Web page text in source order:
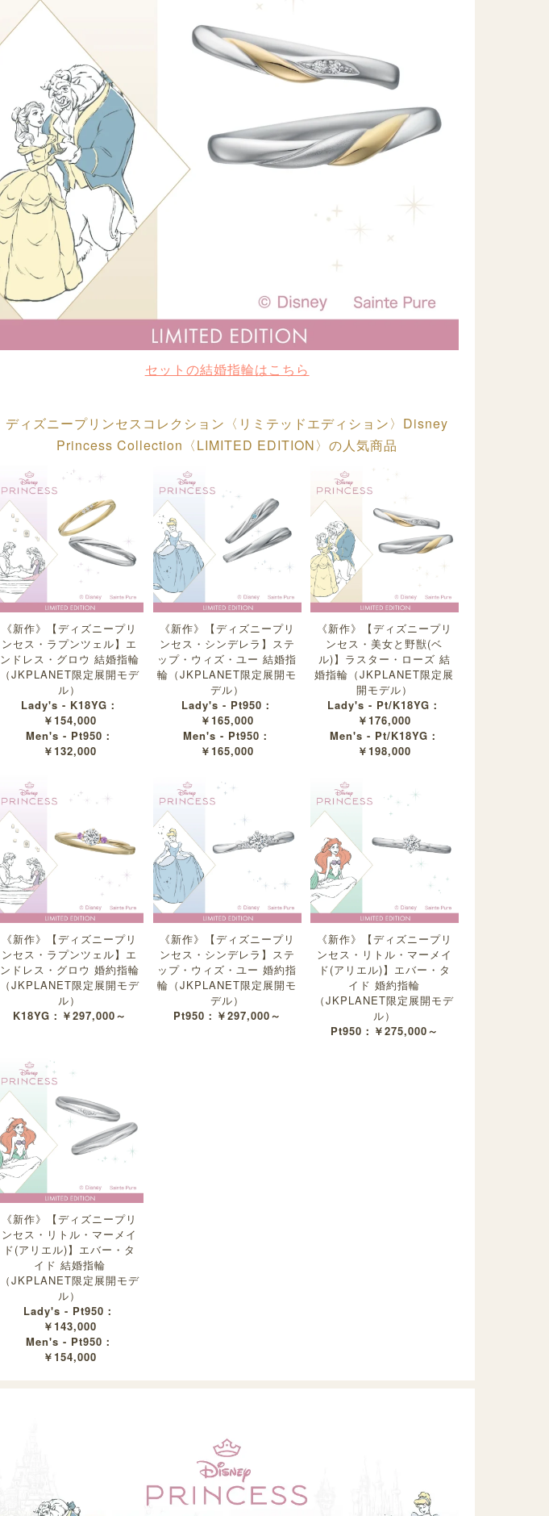
セットの結婚指輪はこちら
ディズニープリンセスコレクション〈リミテッドエディション〉Disney
Princess Collection〈LIMITED EDITION〉の人気商品
《新作》【ディズニープリ
ンセス・ラプンツェル】エ
ンドレス・グロウ 結婚指輪
（JKPLANET限定展開モデ
ル）
Lady's - K18YG：
￥154,000
Men's - Pt950：
￥132,000
《新作》【ディズニープリ
ンセス・シンデレラ】ステ
ップ・ウィズ・ユー 結婚指
輪（JKPLANET限定展開モ
デル）
Lady's - Pt950：
￥165,000
Men's - Pt950：
￥165,000
《新作》【ディズニープリ
ンセス・美女と野獣(ベ
ル)】ラスター・ローズ 結
婚指輪（JKPLANET限定展
開モデル）
Lady's - Pt/K18YG：
￥176,000
Men's - Pt/K18YG：
￥198,000
《新作》【ディズニープリ
ンセス・ラプンツェル】エ
ンドレス・グロウ 婚約指輪
（JKPLANET限定展開モデ
ル）
K18YG：￥297,000～
《新作》【ディズニープリ
ンセス・シンデレラ】ステ
ップ・ウィズ・ユー 婚約指
輪（JKPLANET限定展開モ
デル）
Pt950：￥297,000～
《新作》【ディズニープリ
ンセス・リトル・マーメイ
ド(アリエル)】エバー・タ
イド 婚約指輪
（JKPLANET限定展開モデ
ル）
Pt950：￥275,000～
《新作》【ディズニープリ
ンセス・リトル・マーメイ
ド(アリエル)】エバー・タ
イド 結婚指輪
（JKPLANET限定展開モデ
ル）
Lady's - Pt950：
￥143,000
Men's - Pt950：
￥154,000